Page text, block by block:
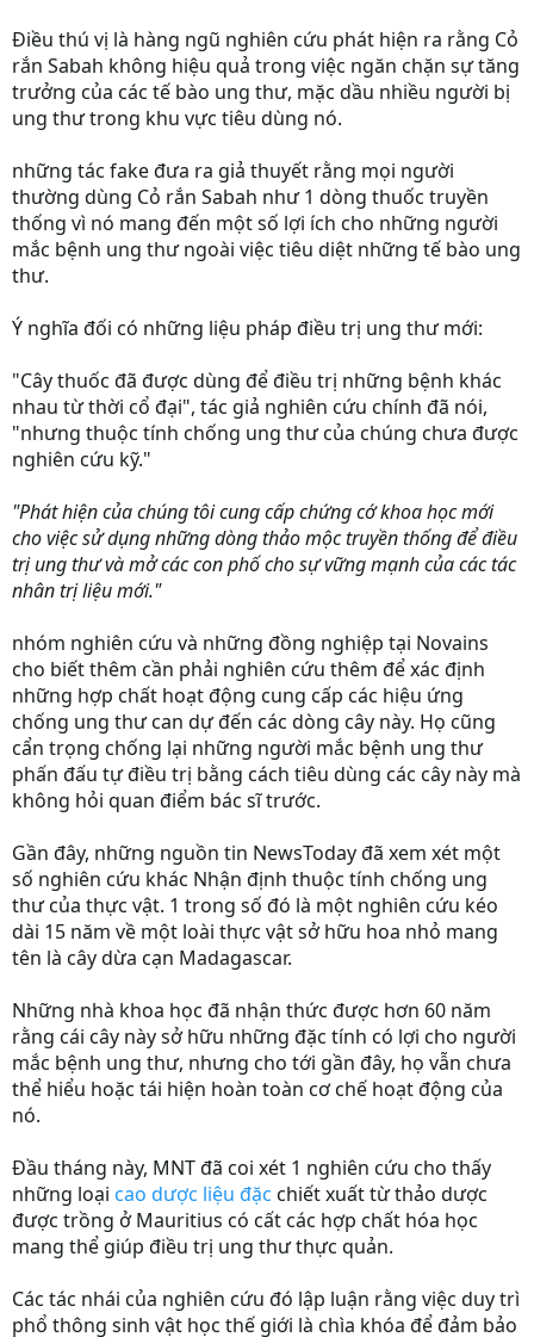
Điều thú vị là hàng ngũ nghiên cứu phát hiện ra rằng Cỏ
rắn Sabah không hiệu quả trong việc ngăn chặn sự tăng
trưởng của các tế bào ung thư, mặc dầu nhiều người bị
ung thư trong khu vực tiêu dùng nó.
những tác fake đưa ra giả thuyết rằng mọi người
thường dùng Cỏ rắn Sabah như 1 dòng thuốc truyền
thống vì nó mang đến một số lợi ích cho những người
mắc bệnh ung thư ngoài việc tiêu diệt những tế bào ung
thư.
Ý nghĩa đối có những liệu pháp điều trị ung thư mới:
"Cây thuốc đã được dùng để điều trị những bệnh khác
nhau từ thời cổ đại", tác giả nghiên cứu chính đã nói,
"nhưng thuộc tính chống ung thư của chúng chưa được
nghiên cứu kỹ."
"Phát hiện của chúng tôi cung cấp chứng cớ khoa học mới
cho việc sử dụng những dòng thảo mộc truyền thống để điều
trị ung thư và mở các con phố cho sự vững mạnh của các tác
nhân trị liệu mới."
nhóm nghiên cứu và những đồng nghiệp tại Novains
cho biết thêm cần phải nghiên cứu thêm để xác định
những hợp chất hoạt động cung cấp các hiệu ứng
chống ung thư can dự đến các dòng cây này. Họ cũng
cẩn trọng chống lại những người mắc bệnh ung thư
phấn đấu tự điều trị bằng cách tiêu dùng các cây này mà
không hỏi quan điểm bác sĩ trước.
Gần đây, những nguồn tin NewsToday đã xem xét một
số nghiên cứu khác Nhận định thuộc tính chống ung
thư của thực vật. 1 trong số đó là một nghiên cứu kéo
dài 15 năm về một loài thực vật sở hữu hoa nhỏ mang
tên là cây dừa cạn Madagascar.
Những nhà khoa học đã nhận thức được hơn 60 năm
rằng cái cây này sở hữu những đặc tính có lợi cho người
mắc bệnh ung thư, nhưng cho tới gần đây, họ vẫn chưa
thể hiểu hoặc tái hiện hoàn toàn cơ chế hoạt động của
nó.
Đầu tháng này, MNT đã coi xét 1 nghiên cứu cho thấy
những loại cao dược liệu đặc chiết xuất từ thảo dược
được trồng ở Mauritius có cất các hợp chất hóa học
mang thể giúp điều trị ung thư thực quản.
Các tác nhái của nghiên cứu đó lập luận rằng việc duy trì
phổ thông sinh vật học thế giới là chìa khóa để đảm bảo